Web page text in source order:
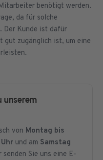
benötigt werden.
da für solche
Der Kunde ist dafür
zugänglich ist, um eine
unserem
von Montag bis
und am Samstag
Sie uns eine E-